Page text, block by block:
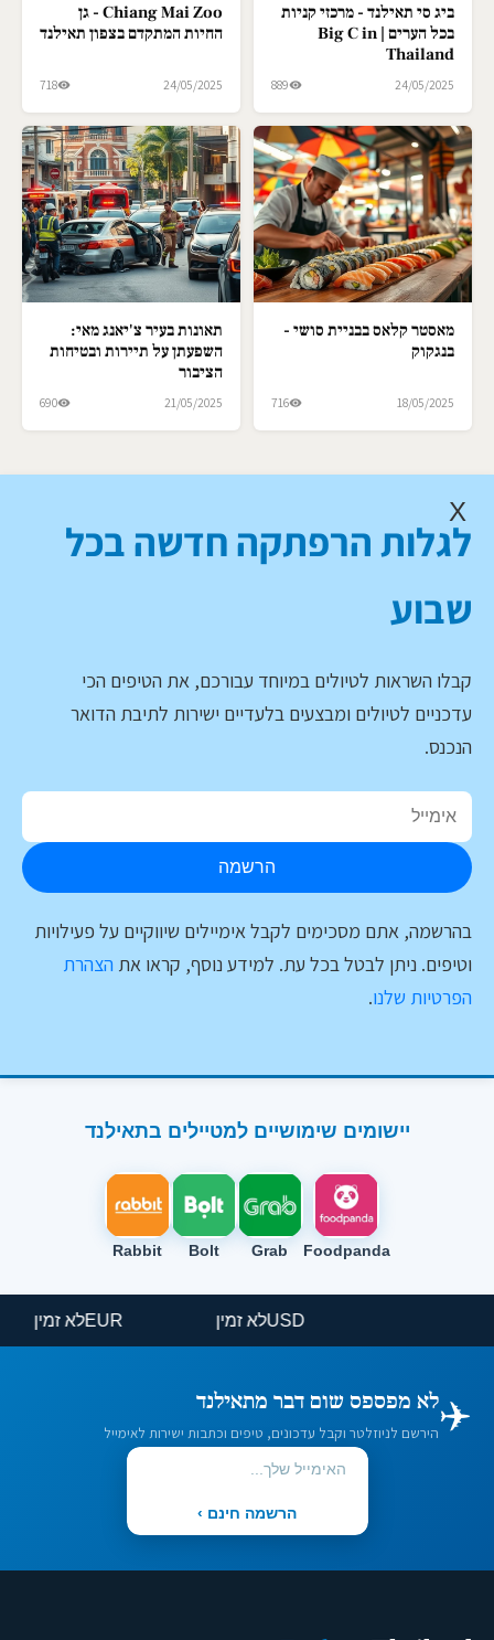
ביג סי תאילנד - מרכזי קניות
בכל הערים | Big C in
Thailand
24/05/2025
889
Chiang Mai Zoo - גן
החיות המתקדם בצפון תאילנד
24/05/2025
718
מאסטר קלאס בבניית סושי -
בנגקוק
18/05/2025
716
תאונות בעיר צ'יאנג מאי:
השפעתן על תיירות ובטיחות
הציבור
21/05/2025
690
X
לגלות הרפתקה חדשה בכל
שבוע
קבלו השראות לטיולים במיוחד עבורכם, את הטיפים הכי
עדכניים לטיולים ומבצעים בלעדיים ישירות לתיבת הדואר
הנכנס.
הרשמה
בהרשמה, אתם מסכימים לקבל אימיילים שיווקיים על פעילויות
וטיפים. ניתן לבטל בכל עת. למידע נוסף, קראו את הצהרת
הפרטיות שלנו.
יישומים שימושיים למטיילים בתאילנד
Foodpanda
Grab
Bolt
Rabbit
USDלא זמין EURלא זמין
✈️לא מפספס שום דבר מתאילנד
הירשם לניוזלטר וקבל עדכונים, טיפים וכתבות ישירות לאימייל
הרשמה חינם ›